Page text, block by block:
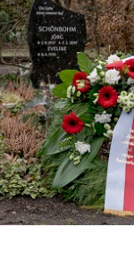
PRESSEFOTOS
MEIN BÜRGERBÜRO
MEIN WAHLKREIS
ZIELE
Redebeiträge
Anträge CDU
Kleine Anfragen